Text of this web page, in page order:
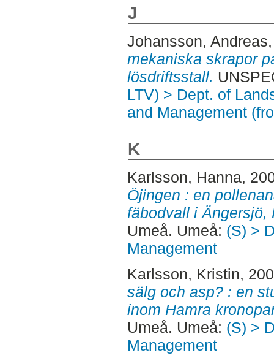
J
Johansson, Andreas
mekaniska skrapor
lösdriftsstall.
LTV) > Dept. of
and Management
K
Karlsson, Hanna,
Öjingen : en
fäbodvall i Ängersjö,
Umeå. Umeå: (S) >
Management
Karlsson, Kristin,
sälg och asp? : en
inom Hamra
Umeå. Umeå: (S) >
Management